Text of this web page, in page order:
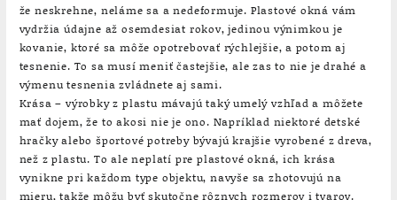
že neskrehne, neláme sa a nedeformuje. Plastové okná vám
vydržia údajne až osemdesiat rokov, jedinou výnimkou je
kovanie, ktoré sa môže opotrebovať rýchlejšie, a potom aj
tesnenie. To sa musí meniť častejšie, ale zas to nie je drahé a
výmenu tesnenia zvládnete aj sami.
Krása – výrobky z plastu mávajú taký umelý vzhľad a môžete
mať dojem, že to akosi nie je ono. Napríklad niektoré detské
hračky alebo športové potreby bývajú krajšie vyrobené z dreva,
než z plastu. To ale neplatí pre plastové okná, ich krása
vynikne pri každom type objektu, navyše sa zhotovujú na
mieru, takže môžu byť skutočne rôznych rozmerov i tvarov.